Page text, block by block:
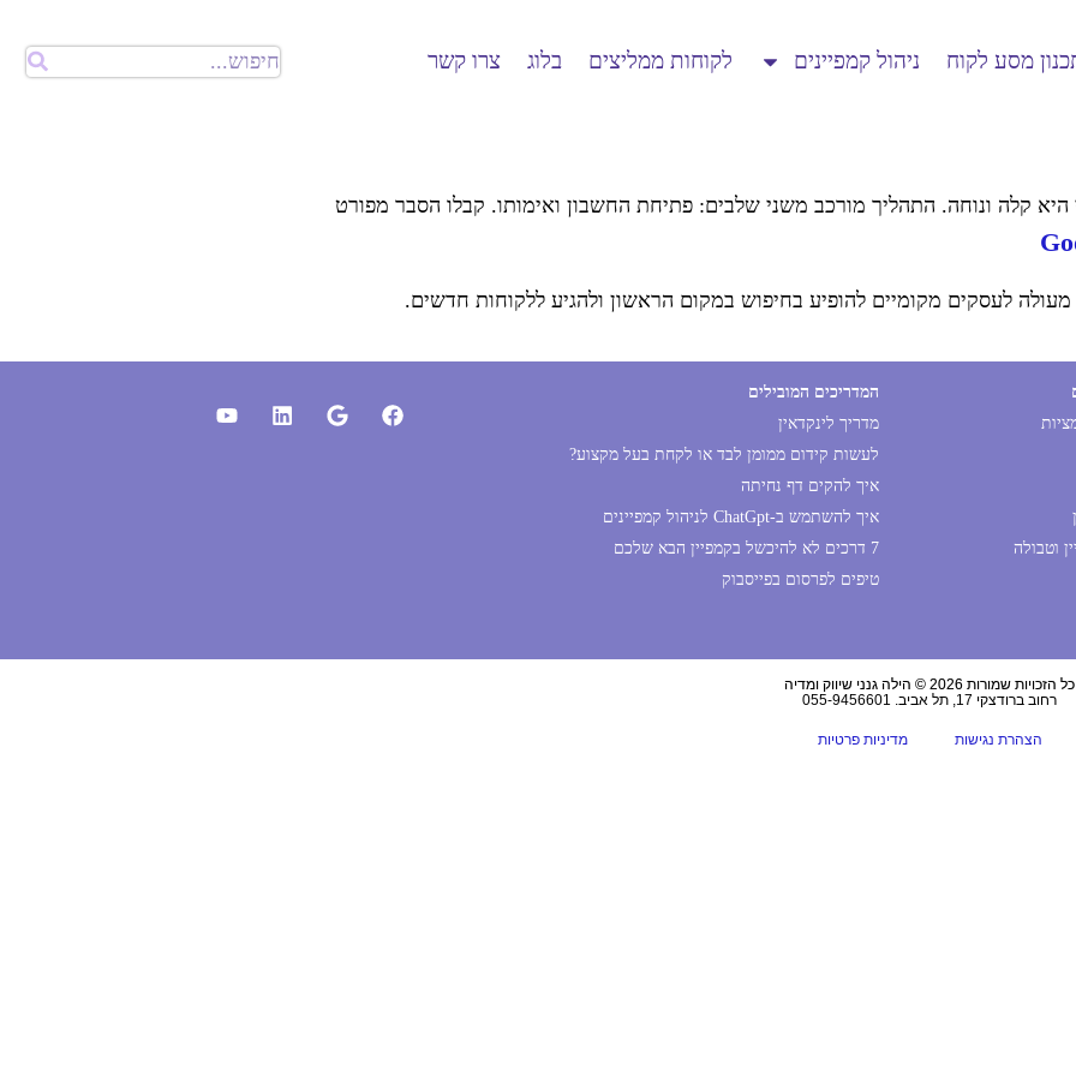
מסע לקוח ניהול קמפיינים לקוחות ממליצים בלוג צרו קשר
קלה ונוחה. התהליך מורכב משני שלבים: פתיחת החשבון ואימותו. קבלו הסבר מפורט
וטבולה
המדריכים המובילים
מדריך לינקדאין
לעשות קידום ממומן לבד או לקחת בעל מקצוע?
איך להקים דף נחיתה
איך להשתמש ב-ChatGpt לניהול קמפיינים
7 דרכים לא להיכשל בקמפיין הבא שלכם
טיפים לפרסום בפייסבוק
כל הזכויות שמורות 2026 © הילה גנני שיווק ומדיה
רחוב ברודצקי 17, תל אביב. 055-9456601
הצהרת נגישות מדיניות פרטיות